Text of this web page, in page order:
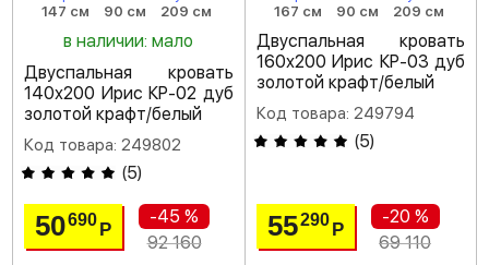
147 см
90 см
209 см
в наличии: мало
Двуспальная кровать
140х200 Ирис КР-02 дуб
золотой крафт/белый
Код товара: 249802
(5)
50690Р
-45 %
92 160
167 см
90 см
209 см
Двуспальная кровать
160х200 Ирис КР-03 дуб
золотой крафт/белый
Код товара: 249794
(5)
55290 Р
-20 %
69 110